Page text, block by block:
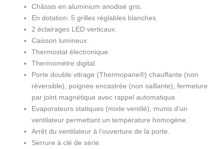
Châssis en aluminium anodisé gris.
En dotation: 5 grilles réglables blanches.
2 éclairages LED verticaux.
Caisson lumineux.
Thermostat électronique.
Thermomètre digital.
Porte double vitrage (Thermopane®) chauffante (non
réversible), poignée encastrée (non saillante), fermeture
par joint magnétique avec rappel automatique.
Evaporateurs statiques (mixte ventilé), munis d’un
ventilateur permettant un température homogène.
Arrêt du ventilateur à l’ouverture de la porte.
Serrure à clé de série.